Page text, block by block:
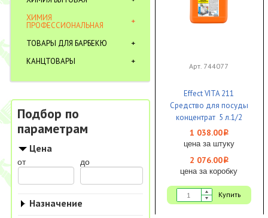
ХИМИЯ
ПРОФЕССИОНАЛЬНАЯ
ТОВАРЫ ДЛЯ БАРБЕКЮ
КАНЦТОВАРЫ
Подбор по
параметрам
Цена
от до
Назначение
Арт. 744077
Effect VITA 211
Средство для посуды
концентрат 5 л.1/2
1 038.00i
цена за штуку
2 076.00i
цена за коробку
Купить